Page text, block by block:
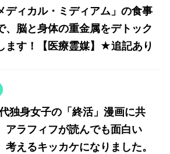
ディカル・ミディアム」の食事
、脳と身体の重金属をデトック
ます！【医療霊媒】★追記あり
独身女子の「終活」漫画に共
アラフィフが読んでも面白い
考えるキッカケになりました。